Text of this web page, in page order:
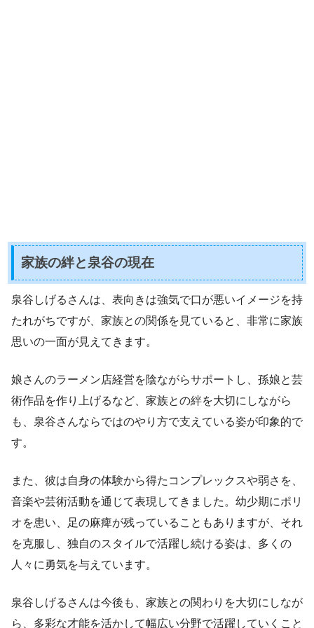
家族の絆と泉谷の現在
泉谷しげるさんは、表向きは強気で口が悪いイメージを持
たれがちですが、家族との関係を見ていると、非常に家族
思いの一面が見えてきます。
娘さんのラーメン店経営を陰ながらサポートし、孫娘と芸
術作品を作り上げるなど、家族との絆を大切にしながら
も、泉谷さんならではのやり方で支えている姿が印象的で
す。
また、彼は自身の体験から得たコンプレックスや弱さを、
音楽や芸術活動を通じて表現してきました。幼少期にポリ
オを患い、足の麻痺が残っていることもありますが、それ
を克服し、独自のスタイルで活躍し続ける姿は、多くの
人々に勇気を与えています。
泉谷しげるさんは今後も、家族との関わりを大切にしなが
ら、多彩な才能を活かして幅広い分野で活躍していくこと